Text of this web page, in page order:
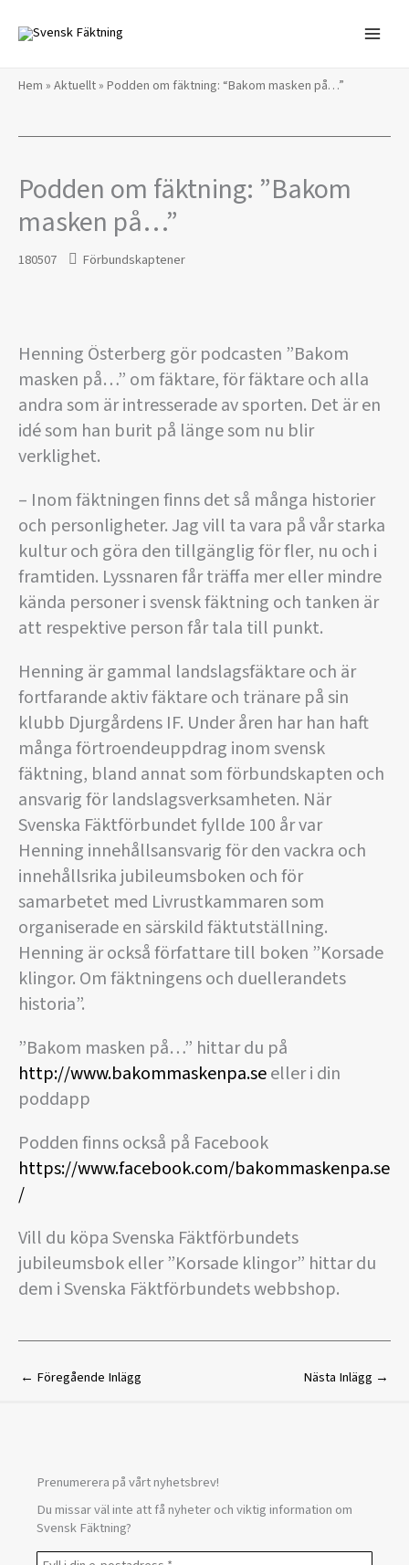
innehåll
Hem » Aktuellt» Podden om fäktning: “Bakom masken på…”
Podden om fäktning: ”Bakom
masken på…”
180507 Förbundskaptener
Henning Österberg gör podcasten ”Bakom
masken på…” om fäktare, för fäktare och alla
andra som är intresserade av sporten. Det är en
idé som han burit på länge som nu blir
verklighet.
– Inom fäktningen finns det så många historier
och personligheter. Jag vill ta vara på vår starka
kultur och göra den tillgänglig för fler, nu och i
framtiden. Lyssnaren får träffa mer eller mindre
kända personer i svensk fäktning och tanken är
att respektive person får tala till punkt.
Henning är gammal landslagsfäktare och är
fortfarande aktiv fäktare och tränare på sin
klubb Djurgårdens IF. Under åren har han haft
många förtroendeuppdrag inom svensk
fäktning, bland annat som förbundskapten och
ansvarig för landslagsverksamheten. När
Svenska Fäktförbundet fyllde 100 år var
Henning innehållsansvarig för den vackra och
innehållsrika jubileumsboken och för
samarbetet med Livrustkammaren som
organiserade en särskild fäktutställning.
Henning är också författare till boken ”Korsade
klingor. Om fäktningens och duellerandets
historia”.
”Bakom masken på…” hittar du på
http://www.bakommaskenpa.seeller i din
poddapp
Podden finns också på Facebook
https://www.facebook.com/bakommaskenpa.se
/
Vill du köpa Svenska Fäktförbundets
jubileumsbok eller ”Korsade klingor” hittar du
dem i Svenska Fäktförbundets webbshop.
← Föregående Inlägg Nästa Inlägg →
Prenumerera på vårt nyhetsbrev!
Du missar väl inte att få nyheter och viktig information om
Svensk Fäktning?